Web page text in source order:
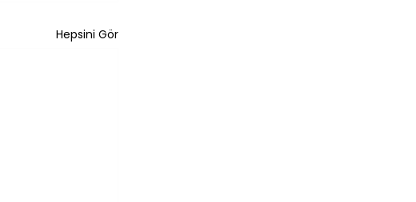
Hepsini Gör